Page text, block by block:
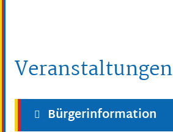
Veranstaltungen
Bürgerinformation